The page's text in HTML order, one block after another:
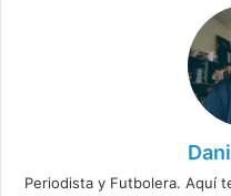
Periodista y Futbolera. Aquí